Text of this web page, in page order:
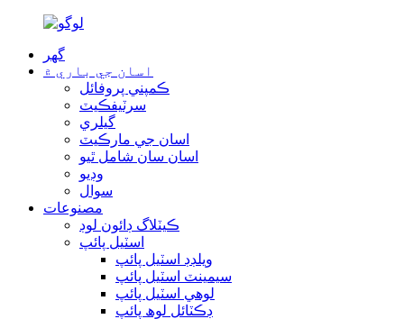
گھر
اسان جي باري ۾
ڪمپني پروفائل
سرٽيفڪيٽ
گيلري
اسان جي مارڪيٽ
اسان سان شامل ٿيو
وڊيو
سوال
مصنوعات
ڪيٽلاگ ڊائون لوڊ
اسٽيل پائپ
ويلڊڊ اسٽيل پائپ
سيمينٽ اسٽيل پائپ
لوهي اسٽيل پائپ
ڊڪٽائل لوھ پائپ